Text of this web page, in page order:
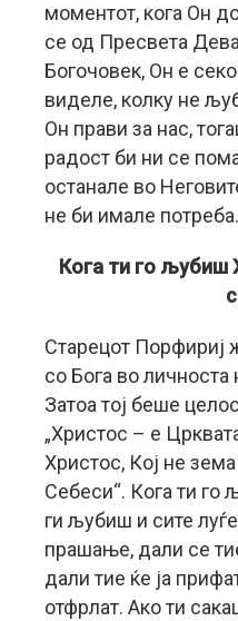
моментот, кога Он
се од Пресвета
Богочовек, Он е
виделе, колку не
Он прави за нас,
радост би ни се
останале во
не би имале потреба.
Кога ти го љубиш
Старецот Порфириј
со Бога во личноста
Затоа тој беше
„Христос – е
Христос, Кој не
Себеси“. Кога ти го
ги љубиш и сите
прашање, дали се
дали тие ќе ја
отфрлат. Ако ти